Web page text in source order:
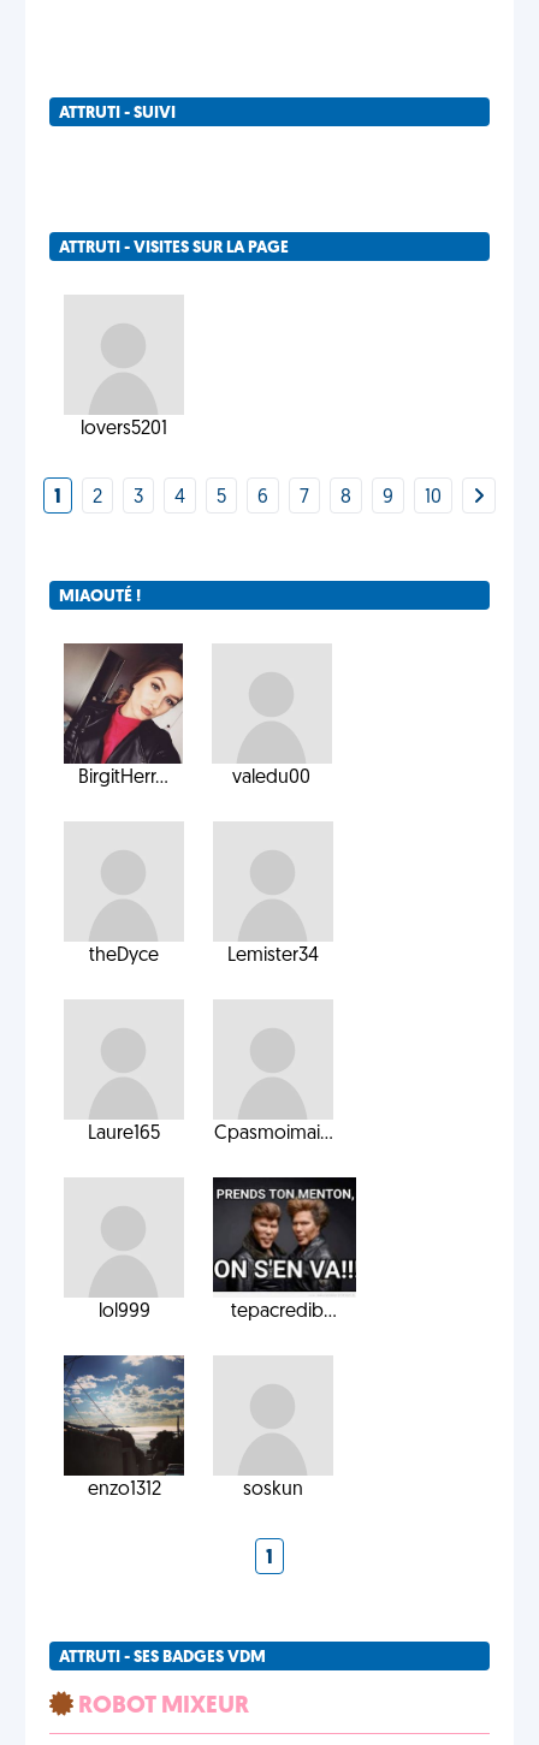
ATTRUTI - SUIVI
ATTRUTI - VISITES SUR LA PAGE
lovers5201
1 2 3 4 5 6 7 8 9 10
MIAOUTÉ !
BirgitHerr... valedu00
theDyce Lemister34
Laure165 Cpasmoimai...
lol999 tepacredib...
enzo1312 soskun
1
ATTRUTI - SES BADGES VDM
ROBOT MIXEUR